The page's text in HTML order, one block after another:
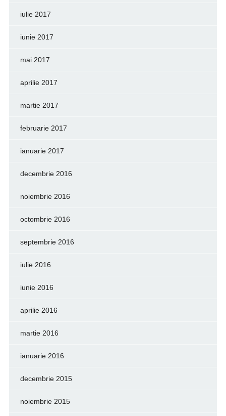
iulie 2017
iunie 2017
mai 2017
aprilie 2017
martie 2017
februarie 2017
ianuarie 2017
decembrie 2016
noiembrie 2016
octombrie 2016
septembrie 2016
iulie 2016
iunie 2016
aprilie 2016
martie 2016
ianuarie 2016
decembrie 2015
noiembrie 2015